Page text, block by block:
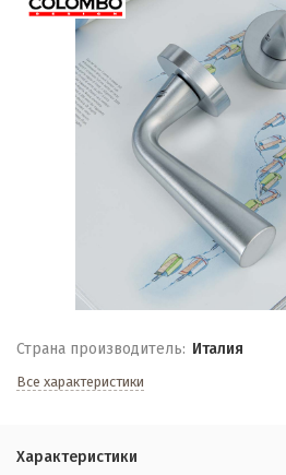
Страна производитель: Италия
Все характеристики
Характеристики